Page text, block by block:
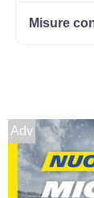
Misure
Adv